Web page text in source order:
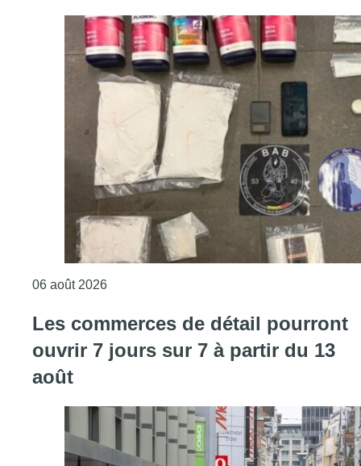
06 août 2026Consulter l'article "La police de Bruxelles-
Les commerces de détail pourront
ouvrir 7 jours sur 7 à partir du 13
août